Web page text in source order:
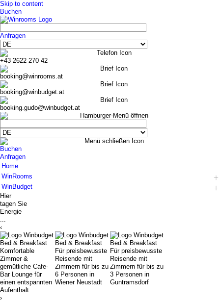
Skip to content
Buchen
Anfragen
+43 2622 270 42
booking@winrooms.at
booking@winbudget.at
booking.gudo@winbudget.at
Buchen
Anfragen
Home
WinRooms
Hotel
Frühstück
Bar-Lounge
Seminare
Gruppen & Geschäftsreisende
Teambuilding
Angebote
Kontakt
Jobs
WinBudget
Zimmer Wiener Neustadt
Zimmer Guntramsdorf
Impressionen
Seminare
Gruppen & Geschäftsreisende
Teambuilding
Angebote
Kontakt
Hier
tagen Sie
Energie
‹
Komfortable
Zimmer &
gemütliche Cafe-
Bar Lounge für
einen entspannten
Aufenthalt
Für preisbewusste
Reisende mit
Zimmern für bis zu
6 Personen in
Wiener Neustadt
Für preisbewusste
Reisende mit
Zimmern für bis zu
3 Personen in
Guntramsdorf
›